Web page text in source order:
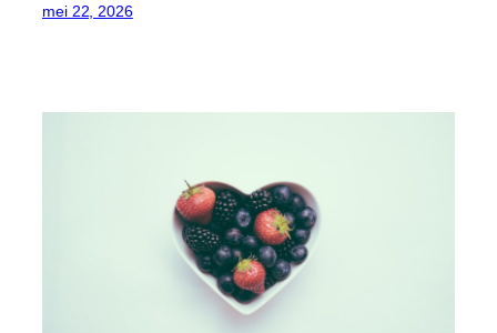
mei 22, 2026